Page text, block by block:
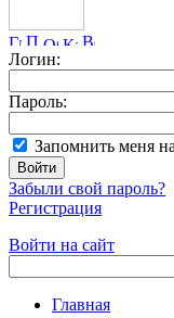
Логин:
Пароль:
Запомнить меня
Забыли свой пароль?
Регистрация
Войти на сайт
Главная